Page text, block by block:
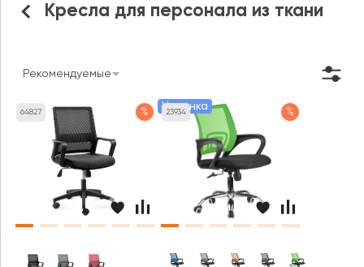
Кресла для персонала из ткани
Рекомендуемые
64827 % 23934
Новинка %